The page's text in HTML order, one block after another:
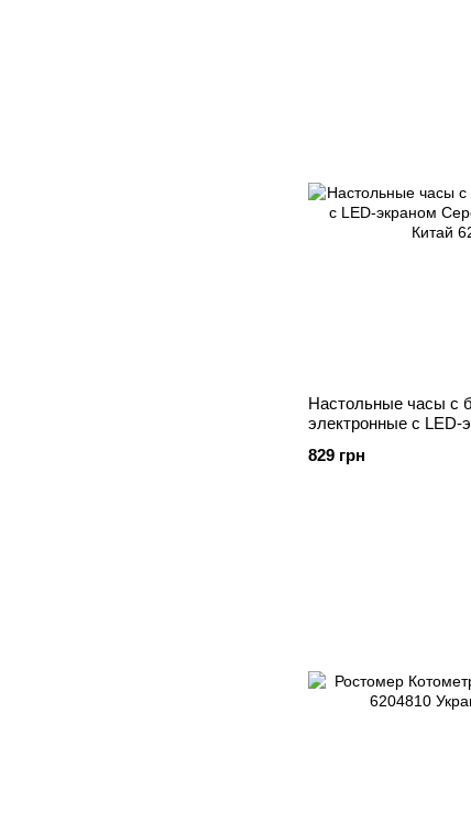
Настольные часы с
электронные с LED-
829 грн